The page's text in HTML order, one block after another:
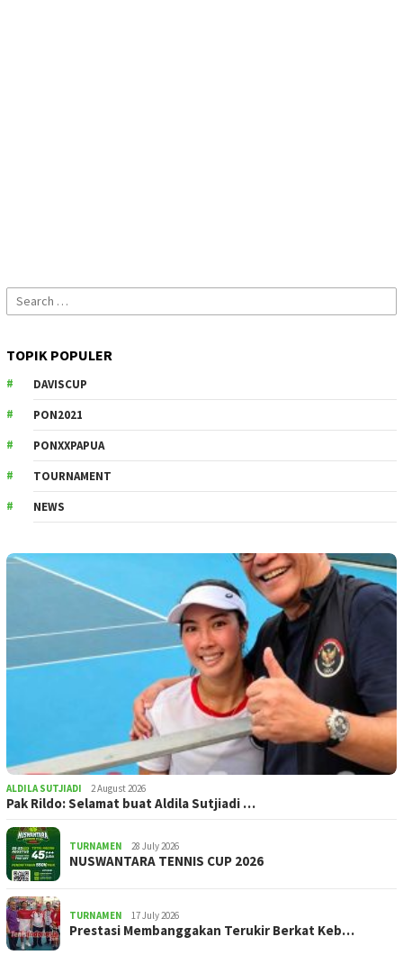
Search
for:
TOPIK POPULER
DAVISCUP
PON2021
PONXXPAPUA
TOURNAMENT
NEWS
ALDILA SUTJIADI 2 August 2026
Pak Rildo: Selamat buat Aldila Sutjiadi …
TURNAMEN 28 July 2026
NUSWANTARA TENNIS CUP 2026
TURNAMEN 17 July 2026
Prestasi Membanggakan Terukir Berkat Keb…